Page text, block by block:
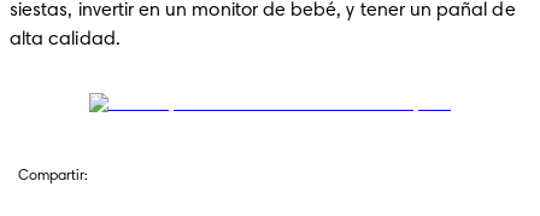
siestas, invertir en un monitor de bebé, y tener un pañal de
alta calidad.
Compartir: